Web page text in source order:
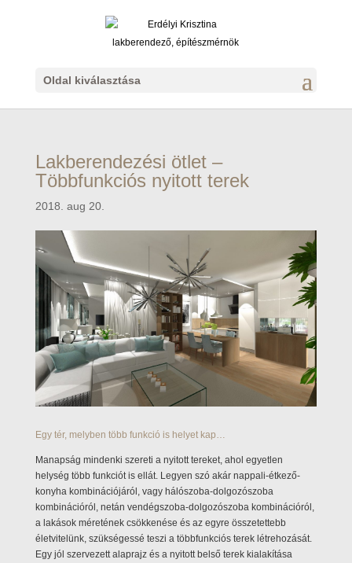
Oldal kiválasztása
Lakberendezési ötlet –
Többfunkciós nyitott terek
2018. aug 20.
Egy tér, melyben több funkció is helyet kap…
Manapság mindenki szereti a nyitott tereket, ahol egyetlen
helység több funkciót is ellát. Legyen szó akár nappali-étkező-
konyha kombinációjáról, vagy hálószoba-dolgozószoba
kombinációról, netán vendégszoba-dolgozószoba kombinációról,
a lakások méretének csökkenése és az egyre összetettebb
életvitelünk, szükségessé teszi a többfunkciós terek létrehozását.
Egy jól szervezett alaprajz és a nyitott belső terek kialakítása